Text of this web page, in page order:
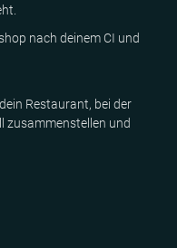
nach deinem CI und
Restaurant, bei der
zusammenstellen und